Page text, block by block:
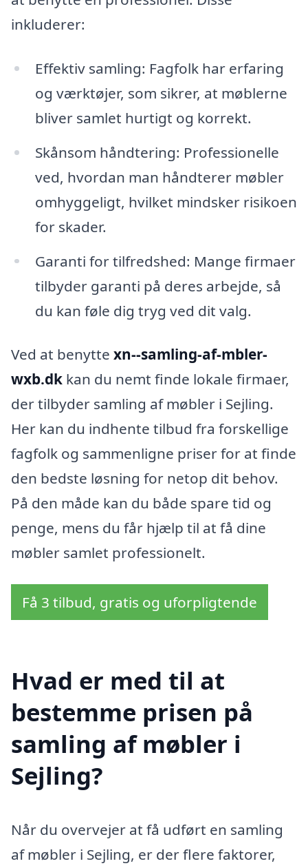
inkluderer:
Effektiv samling: Fagfolk har erfaring
og værktøjer, som sikrer, at møblerne
bliver samlet hurtigt og korrekt.
Skånsom håndtering: Professionelle
ved, hvordan man håndterer møbler
omhyggeligt, hvilket mindsker risikoen
for skader.
Garanti for tilfredshed: Mange firmaer
tilbyder garanti på deres arbejde, så
du kan føle dig tryg ved dit valg.
Ved at benytte xn--samling-af-mbler-
wxb.dk kan du nemt finde lokale firmaer,
der tilbyder samling af møbler i Sejling.
Her kan du indhente tilbud fra forskellige
fagfolk og sammenligne priser for at finde
den bedste løsning for netop dit behov.
På den måde kan du både spare tid og
penge, mens du får hjælp til at få dine
møbler samlet professionelt.
Få 3 tilbud, gratis og uforpligtende
Hvad er med til at
bestemme prisen på
samling af møbler i
Sejling?
Når du overvejer at få udført en samling
af møbler i Sejling, er der flere faktorer,